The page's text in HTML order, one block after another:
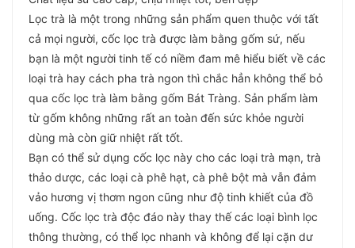
Lọc trà là một trong những sản phẩm quen thuộc với tất
cả mọi người, cốc lọc trà được làm bằng gốm sứ, nếu
bạn là một người tinh tế có niềm đam mê hiểu biết về các
loại trà hay cách pha trà ngon thì chắc hẳn không thể bỏ
qua cốc lọc trà làm bằng gốm Bát Tràng. Sản phẩm làm
từ gốm không những rất an toàn đến sức khỏe người
dùng mà còn giữ nhiệt rất tốt.
Bạn có thể sử dụng cốc lọc này cho các loại trà mạn, trà
thảo dược, các loại cà phê hạt, cà phê bột mà vẫn đảm
vảo hương vị thơm ngon cũng như độ tinh khiết của đồ
uống. Cốc lọc trà độc đáo này thay thế các loại bình lọc
thông thường, có thể lọc nhanh và không để lại cặn dư